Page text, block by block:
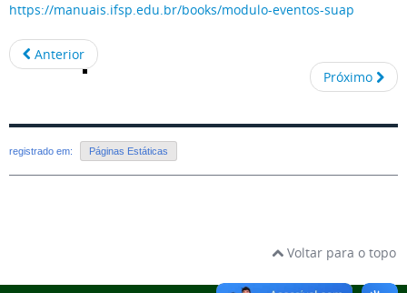
https://manuais.ifsp.edu.br/books/modulo-eventos-suap
Anterior
Próximo
registrado em: Páginas Estáticas
Voltar para o topo